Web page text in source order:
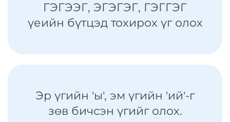
ГЭГЭЭГ, ЭГЭГЭГ, ГЭГГЭГ
үеийн бүтцэд тохирох үг олох
Эр үгийн 'ы', эм үгийн 'ий'-г
зөв бичсэн үгийг олох.